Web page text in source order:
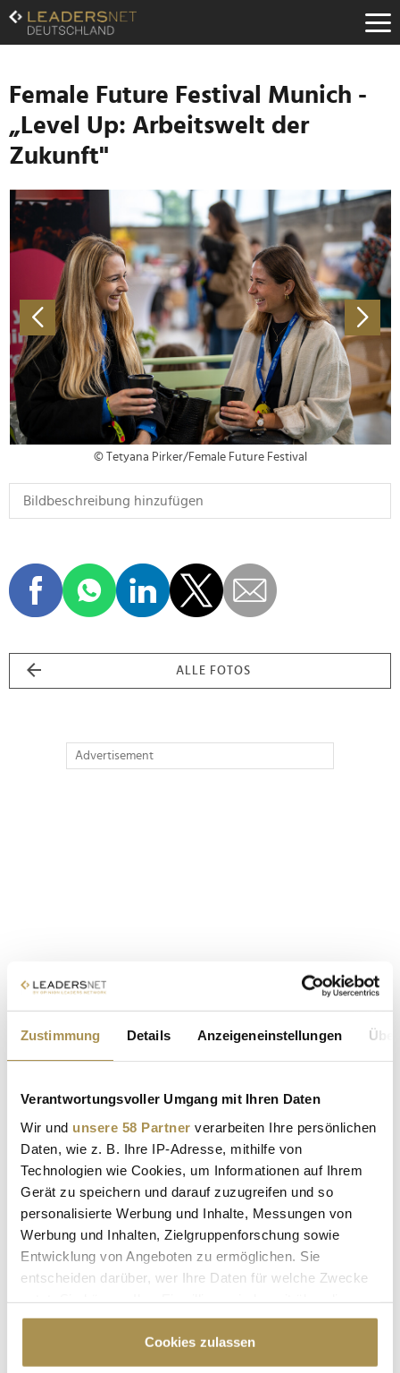
Zustimmung Details Anzeigeneinstellungen
Verantwortungsvoller Umgang mit Ihren Daten
Wir und unsere 58 Partner verarbeiten Ihre persönlichen
Daten, wie z. B. Ihre IP-Adresse, mithilfe von
Technologien wie Cookies, um Informationen auf Ihrem
Gerät zu speichern und darauf zuzugreifen und so
personalisierte Werbung und Inhalte, Messungen von
Werbung und Inhalten, Zielgruppenforschung sowie
Entwicklung von Angeboten zu ermöglichen. Sie
entscheiden darüber, wer Ihre Daten für welche Zwecke
Cookie-Erklärung oder durch Klicken auf das Privacy
Trigger Symbol ändern oder widerrufen
Cookies zulassen
Zum
Inhalt
Zur
Navigation
Zur
Hauptnavigation
Female Future Festival Munich -
„Level Up: Arbeitswelt der
Zukunft"
© Tetyana Pirker/Female Future Festival
ALLE FOTOS
Advertisement